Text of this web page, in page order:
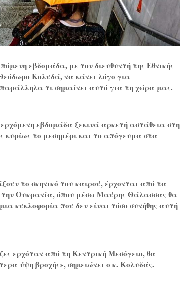
εβδομάδα, με τον διευθυντή της Εθνικής
Κολυδά, να κάνει λόγο για
τι σημαίνει αυτό για τη χώρα μας.
εβδομάδα ξεκινά αρκετή αστάθεια στη
κυρίως το μεσημέρι και το απόγευμα στα
το σκηνικό του καιρού, έρχονται από τα
την Ουκρανία, όπου μέσω Μαύρης Θάλασσας θα
κυκλοφορία που δεν είναι τόσο συνήθης αυτή
ερχόταν από τη Κεντρική Μεσόγειο, θα
ύψη βροχής», σημειώνει ο κ. Κολυδάς.